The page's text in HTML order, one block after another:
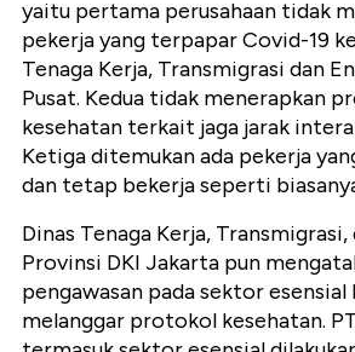
yaitu pertama perusahaan tidak
pekerja yang terpapar Covid-19
Tenaga Kerja, Transmigrasi dan
Pusat. Kedua tidak menerapkan
kesehatan terkait jaga jarak
Ketiga ditemukan ada pekerja
dan tetap bekerja seperti
Dinas Tenaga Kerja, Transmigrasi,
Provinsi DKI Jakarta pun
pengawasan pada sektor
melanggar protokol kesehatan.